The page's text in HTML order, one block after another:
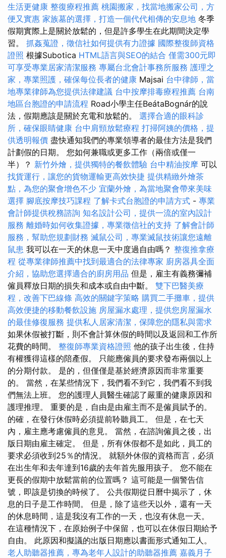
生活更健康 整復療程推薦 桃園搬家，找當地搬家公司，方
便又實惠 家族墓的選擇，打造一個代代相傳的安息地 冬季
假期實際上是關於放鬆的，但是許多學生在此期間決定學
習。 抓姦蒐證，徵信社如何提供有力證據 國際整復師資格
證照 根據Subotica HTML語言與SEO的結合 僅需300元即
可享受專業居家清潔服務 專屬台北會計事務所服務 護理之
家，專業照護，確保每位長者的健康 Majsai 台中律師，當
地專業律師為您提供法律建議 台中按摩排毒療程推薦 台南
地區台胞證的申請流程 Road小學主任BeátaBognár的說
法，假期應該是關於充電和​​放鬆的。 選擇合適的眼科診
所，確保眼睛健康 台中肩頸放鬆療程 打掃阿姨的價格，提
供透明報價 盡快通知我們的專業領導者的最佳方法是我們
計劃假的日期。 您如何兼職或更多工作（兩倍或僅一
半）？ 新竹外燴，提供獨特的餐飲體驗 台中精油按摩 可以
找貨運行，讓您的貨物運輸更高效快捷 提供精緻外燴茶
點，為您的聚會增色不少 宜蘭外燴，為當地聚會帶來美味
選擇 腳底按摩技巧課程 了解卡式台胞證的申請方式 - 專業
會計師提供稅務諮詢 知名設計公司，提供一流的室內設計
服務 離婚時如何收集證據，專業徵信社的支持 了解會計師
服務，幫助您規劃財務 滅鼠公司，專業滅鼠技術讓您遠離
鼠患 我可以在一天的休息一天中度​​過自由嗎？ 整復推拿療
程 從專業律師推薦中找到最適合的法律專家 廚房器具全面
介紹，協助您選擇適合的廚房用品 但是，雇主有義務彌補
僱員釋放日期的損失和成本或自由中斷。 雙下巴醫美療
程，改善下巴線條 高效的關鍵字策略 購買二手攤車，提供
高效便捷的移動餐飲設施 房屋漏水處理，提供您房屋漏水
的最佳修復服務 提供私人居家清潔，保障您的隱私與需求
如果休假被打斷，則不會計算休假的時間以及返回和工作所
花費的時間。 整復師專業資格證照 他的孩子出生後，住持
有權獲得這樣的陪產假。 只能應僱員的要求發布兩個以上
的分期付款。 是的，但僅僅是基於經濟原因而非常重要
的。 當然，在某些情況下，我們看不到它，我們看不到我
們無法上班。 您的護理人員醫生確認了嚴重的健康原因和
護理推理。 重要的是，自由是由雇主而不是僱員賦予的。
的確，在發行休假時必須提前聆聽員工。 但是，在七天
內，雇主應考慮僱員的意見。 當然，在諮詢僱員之後，出
版日期由雇主確定。 但是，所有休假都不是如此，員工的
要求必須收到25％的情況。 就額外休假的資格而言，必須
在出生年和去年達到16歲的去年首先服用孩子。 您不能在
更長的假期中放鬆當前的位置嗎？ 這可能是一個警告信
號，即該是切換的時候了。 公共假期從日曆中揭示了，休
息的日子是工作時間。 但是，除了這些天以外，還有一天
的休息時間，這是我沒有工作的一天，也沒有休息一天。
在這種情況下，在原始例子中保留，也可以在休假日期給予
自由。 此原因和擬議的出版日期應以書面形式通知工人。
老人助聽器推薦，專為老年人設計的助聽器推薦 嘉義月子